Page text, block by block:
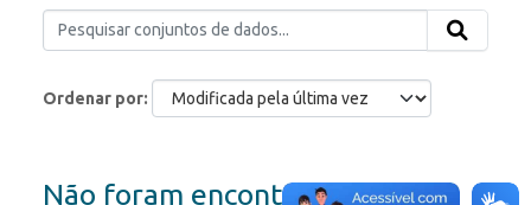
Ordenar por
Não foram encontrados